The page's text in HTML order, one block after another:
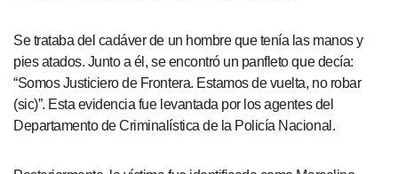
Se trataba del cadáver de un hombre que tenía las manos y
pies atados. Junto a él, se encontró un panfleto que decía:
“Somos Justiciero de Frontera. Estamos de vuelta, no robar
(sic)”. Esta evidencia fue levantada por los agentes del
Departamento de Criminalística de la Policía Nacional.